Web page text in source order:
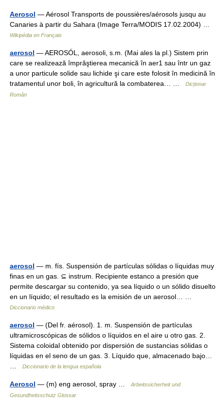
Aerosol — Aérosol Transports de poussières/aérosols jusqu au
Canaries à partir du Sahara (Image Terra/MODIS 17.02.2004) …
Wikipédia en Français
aerosol — AEROSÓL, aerosoli, s.m. (Mai ales la pl.) Sistem prin
care se realizează împrăştierea mecanică în aer1 sau într un gaz
a unor particule solide sau lichide şi care este folosit în medicină în
tratamentul unor boli, în agricultură la combaterea… …
Dicționar
Român
aerosol — m. fís. Suspensión de partículas sólidas o líquidas muy
finas en un gas. ⊆ instrum. Recipiente estanco a presión que
permite descargar su contenido, ya sea líquido o un sólido disuelto
en un líquido; el resultado es la emisión de un aerosol… …
Diccionario médico
aerosol — (Del fr. aérosol). 1. m. Suspensión de partículas
ultramicroscópicas de sólidos o líquidos en el aire u otro gas. 2.
Sistema coloidal obtenido por dispersión de sustancias sólidas o
líquidas en el seno de un gas. 3. Líquido que, almacenado bajo…
Diccionario de la lengua española
Aerosol — (m) eng aerosol, spray …
Arbeitssicherheit und
Gesundheitsschutz Glossar